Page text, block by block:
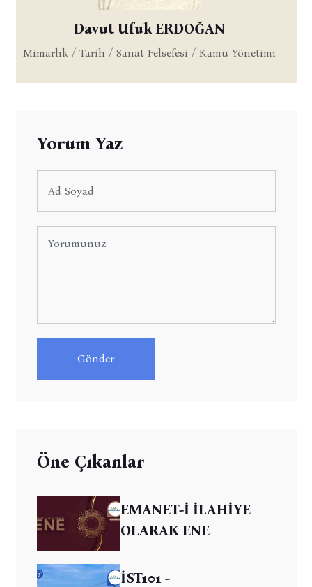
Davut Ufuk ERDOĞAN
Mimarlık / Tarih / Sanat Felsefesi / Kamu Yönetimi
Yorum Yaz
Gönder
Öne Çıkanlar
EMANET-İ İLAHİYE
OLARAK ENE
İST101 -